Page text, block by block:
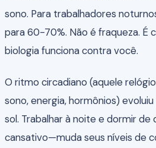
sono. Para trabalhadores
para 60-70%. Não é fraqueza. É
biologia funciona contra você.
O ritmo circadiano (aquele
sono, energia, hormônios)
sol. Trabalhar à noite e dormir de
cansativo—muda seus níveis de